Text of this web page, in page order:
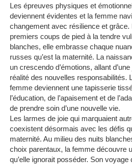
Les épreuves physiques et
deviennent évidentes et la femme
changement avec résilience et grâce.
premiers coups de pied à la tendre
blanches, elle embrasse chaque
russes qu’est la maternité. La
un crescendo d’émotions, allant
réalité des nouvelles responsabilités.
femme deviennent une tapisserie
l’éducation, de l’apaisement et de
de prendre soin d’une nouvelle vie.
Les larmes de joie qui marquaient
coexistent désormais avec les défis
maternité. Au milieu des nuits
choix parentaux, la femme découvre
qu’elle ignorait posséder. Son voyage